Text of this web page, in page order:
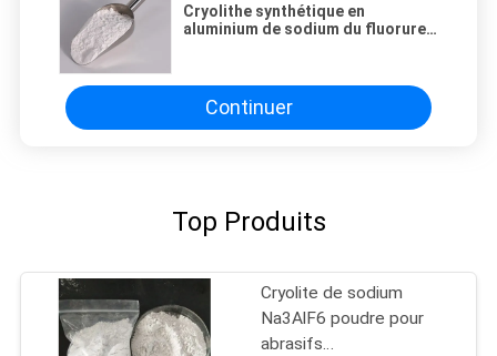
Cryolithe synthétique en
aluminium de sodium du fluorure
Continuer
Top Produits
Cryolite de sodium
Na3AlF6 poudre pour
abrasifs